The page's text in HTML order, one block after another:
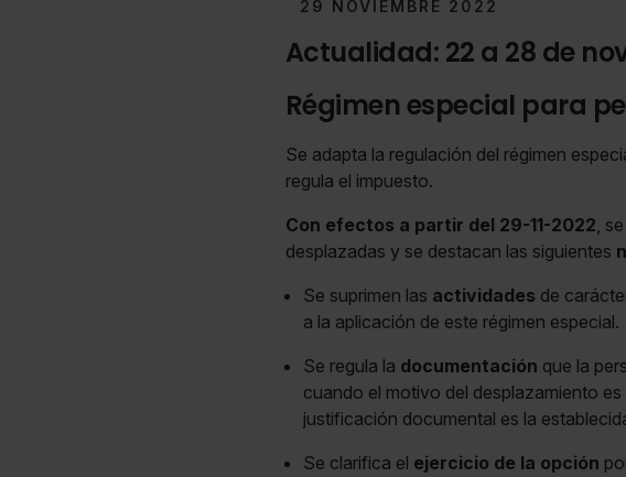
29 NOVIEMBRE 2022
Actualidad: 22 a 28 de
Régimen especial para
Se adapta la regulación del régimen
regula el impuesto.
Con efectos a partir del 29-11-2022,
desplazadas y se destacan las siguientes
Se suprimen las actividades de
a la aplicación de este régimen especial.
Se regula la documentación que la
cuando el motivo del desplazamiento
justificación documental es la
Se clarifica el ejercicio de la opción